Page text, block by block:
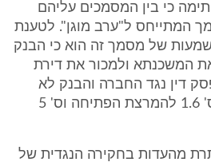
כי בין המסמכים עליהם
המתייחס ל"ערב מוגן". לטענת
של מסמך זה הוא כי הבנק
המשכנתא ולמכור את דירת
דין נגד החברה והבנק לא
יצליח לממש אותו (ר' ס' 1.6 להמרצת הפתיחה וס' 5
מהעדות בחקירה הנגדית של